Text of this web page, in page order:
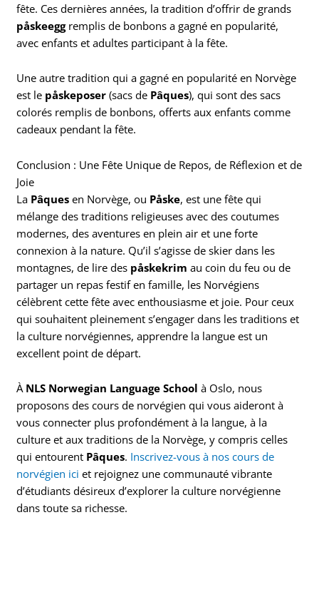
fête. Ces dernières années, la tradition d’offrir de grands
påskeeggremplis de bonbons a gagné en popularité,
avec enfants et adultes participant à la fête.
Une autre tradition qui a gagné en popularité en Norvège
est le påskeposer (sacs de Pâques), qui sont des sacs
colorés remplis de bonbons, offerts aux enfants comme
cadeaux pendant la fête.
Conclusion : Une Fête Unique de Repos, de Réflexion et de
Joie
La Pâques en Norvège, ou Påske, est une fête qui
mélange des traditions religieuses avec des coutumes
modernes, des aventures en plein air et une forte
connexion à la nature. Qu’il s’agisse de skier dans les
montagnes, de lire des påskekrim au coin du feu ou de
partager un repas festif en famille, les Norvégiens
célèbrent cette fête avec enthousiasme et joie. Pour ceux
qui souhaitent pleinement s’engager dans les traditions et
la culture norvégiennes, apprendre la langue est un
excellent point de départ.
À NLS Norwegian Language School à Oslo, nous
proposons des cours de norvégien qui vous aideront à
vous connecter plus profondément à la langue, à la
culture et aux traditions de la Norvège, y compris celles
qui entourent Pâques. Inscrivez-vous à nos cours de
norvégien ici et rejoignez une communauté vibrante
d’étudiants désireux d’explorer la culture norvégienne
dans toute sa richesse.